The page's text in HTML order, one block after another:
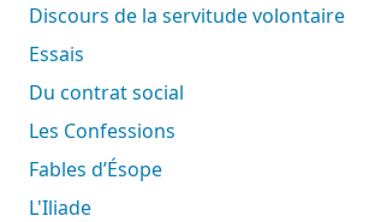
Discours de la servitude volontaire
Essais
Du contrat social
Les Confessions
Fables d’Ésope
L'Iliade